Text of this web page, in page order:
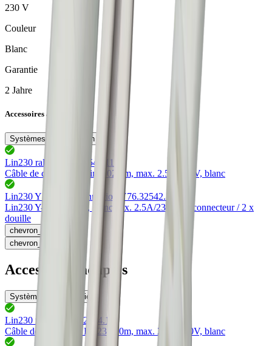
230 V
Couleur
Blanc
Garantie
2 Jahre
Accessoires adaptés
Systèmes de connexion
Lin230 rallonge
76.32544.11
Câble de connexion Lin2302.0m, max. 2.5A/230V, blanc
Lin230 Y pièce de connexion Y76.32542.11
Lin230 Y-Connecteur, blanc max. 2.5A/230V
1 x connecteur / 2 x
douille
chevron_left
chevron_right
Accessoires adaptés
Systèmes de connexion
Lin230 rallonge
76.32544.11
Câble de connexion Lin230
2.0m, max. 2.5A/230V, blanc